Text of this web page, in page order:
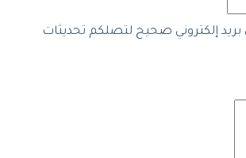
بريد إلكتروني صحيح لتصلكم تحديثات